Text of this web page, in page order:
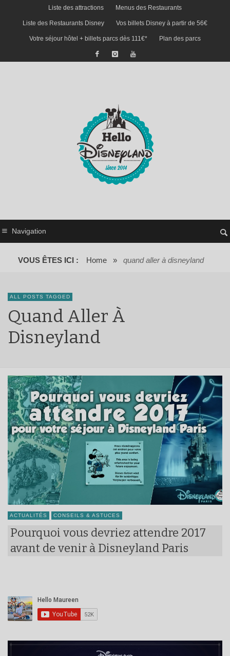
Liste des attractions Menus des Restaurants
Liste des Restaurants Disney Vos billets Disney à partir de 56€
Votre séjour hôtel + billets parcs dès 111€* Plan des parcs
Navigation
VOUS ÊTES ICI : Home » quand aller à disneyland
ALL POSTS TAGGED
Quand Aller À
Disneyland
ACTUALITÉS CONSEILS & ASTUCES
Pourquoi vous devriez attendre 2017
avant de venir à Disneyland Paris